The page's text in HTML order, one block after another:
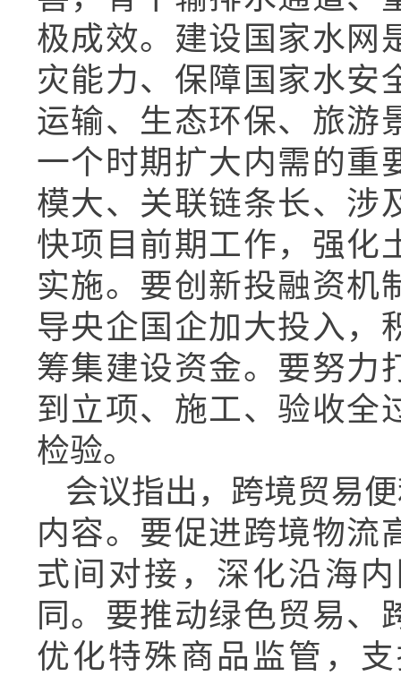
极成效。建设国家水网
灾能力、保障国家水安
运输、生态环保、旅游
一个时期扩大内需的重
模大、关联链条长、涉
快项目前期工作，强化
实施。要创新投融资机
导央企国企加大投入，
筹集建设资金。要努力
到立项、施工、验收全
检验。
会议指出，跨境贸易
内容。要促进跨境物流
式间对接，深化沿海
同。要推动绿色贸易、
优化特殊商品监管，